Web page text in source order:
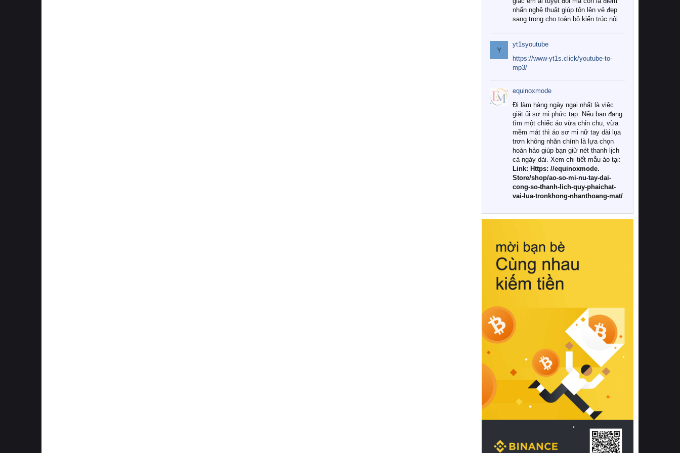
nhấn nghệ thuật giúp tôn lên vẻ đẹp
sang trọng cho toàn bộ kiến trúc nội
Tuy nhiên, giữa thị trường đa dạng
với vô vàn thương hiệu và mẫu mã
như hiện nay, làm thế nào để chọn
được những bộ chăn ga gối đệm cao
cấp thực sự chất lượng, phù hợp với
khí hậu và nhu cầu sử dụng của gia
đình? Hãy cùng chúng tôi đi tìm lời
giải đáp chi tiết qua bài viết dưới đây.
1. Tại sao các gia đình hiện đại lại ưa
chuộng chăn ga gối đệm cao cấp?
Khác với các dòng sản phẩm thông
thường, những bộ chăn ga gối đệm
cao cấp trải qua quy trình sản xuất
nghiêm ngặt từ khâu chọn lọc nguyên
liệu tự nhiên đến công nghệ dệt
nhuộm hiện đại không chứa hóa chất
này, bạn sẽ cảm nhận rõ rệt sự khác
hồi chuẩn xác của phần đệm nâng đỡ
cột sống.
Bên cạnh đó, việc lựa chọn các dòng
sản phẩm đạt chuẩn chất lượng quốc
tế còn giúp ngăn ngừa tình trạng kích
khuẩn và nấm mốc trong điều kiện
thời tiết nóng ẩm. Bạn có thể tìm hiểu
thêm các nghiên cứu khoa học về tác
động của giấc ngủ và môi trường
phòng ngủ đối với sức khỏe con
người tại Sleep Foundation (External
Link) để có cái nhìn toàn diện hơn.
2. Các tiêu chí vàng khi lựa chọn
chăn ga gối đệm cao cấp cho phòng
ngủ
Để sở hữu một bộ chăn ga gối đệm
cao cấp hoàn hảo cả về thẩm mỹ lẫn
công năng, người tiêu dùng cần cân
nhắc kỹ lưỡng các tiêu chí quan trọng
Y
yt1syoutube
https://www-yt1s.click/youtube-to-
mp3/
equinoxmode
Đi làm hàng ngày ngại nhất là việc
giặt ủi sơ mi phức tạp. Nếu bạn đang
tìm một chiếc áo vừa chỉn chu, vừa
mềm mát thì áo sơ mi nữ tay dài lụa
trơn không nhăn chính là lựa chọn
hoàn hảo giúp bạn giữ nét thanh lịch
cả ngày dài. Xem chi tiết mẫu áo tại:
Link: Https: //equinoxmode.
Store/shop/ao-so-mi-nu-tay-dai-
cong-so-thanh-lich-quy-phaichat-
vai-lua-tronkhong-nhanthoang-mat/